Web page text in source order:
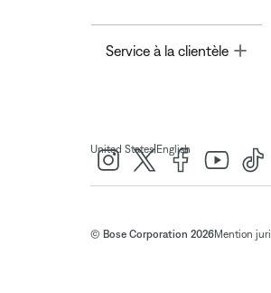
Service à la clientèle
United States| English
© Bose Corporation 2026Mention